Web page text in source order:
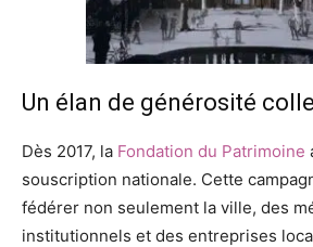
Un élan de générosité
Dès 2017, la Fondation du Patrimoine
souscription nationale. Cette
fédérer non seulement la ville, des
institutionnels et des entreprises